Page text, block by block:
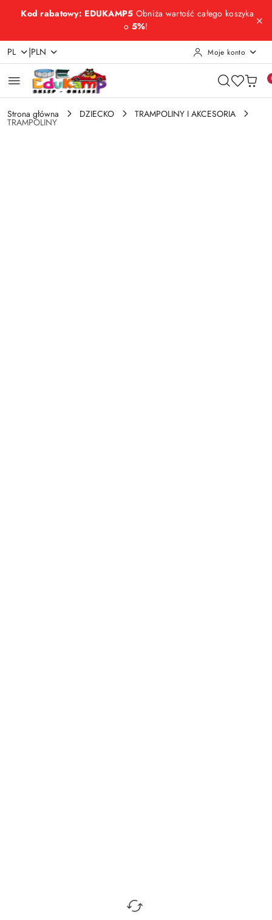
Przejdź do treści głównej
Przejdź do wyszukiwarki
Przejdź do moje konto
Przejdź do menu głównego
Przejdź do opisu produktu
Przejdź do stopki
Kod rabatowy: EDUKAMP5 Obniża wartość całego koszyka
o 5%!
PL |PLN Moje konto
Strona główna DZIECKO TRAMPOLINY I AKCESORIA
TRAMPOLINY